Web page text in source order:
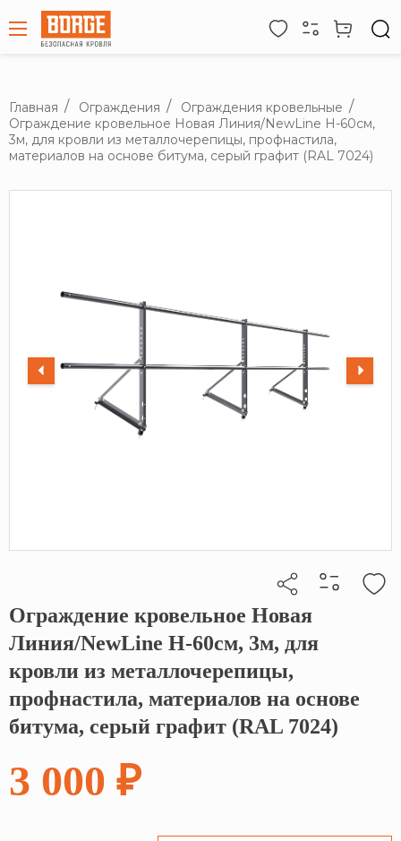
Главная Ограждения
Ограждения кровельные
Ограждение кровельное Новая Линия/NewLine H-60см,
3м, для кровли из металлочерепицы, профнастила,
материалов на основе битума, серый графит (RAL 7024)
Кликните, чтобы скопировать прямую ссылку
Ограждение кровельное Новая
Линия/NewLine H-60см, 3м, для
кровли из металлочерепицы,
профнастила, материалов на основе
битума, серый графит (RAL 7024)
3 000 ₽